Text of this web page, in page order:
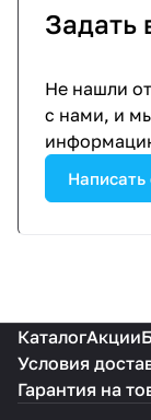
Задать
Не нашли
с нами, и
КаталогАкции
Условия
Гарантия на